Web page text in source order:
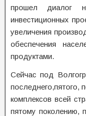
прошел диалог
инвестиционных
увеличения
обеспечения
продуктами.
Сейчас под
последнего,пятого,
комплексов всей
пятому поколению,